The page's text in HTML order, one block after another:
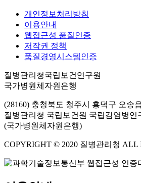
개인정보처리방침
이용안내
웹접근성 품질인증
저작권 정책
품질경영시스템인증
질병관리청국립보건연구원
국가병원체자원은행
(28160) 충청북도 청주시 흥덕구 오송
질병관리청 국립보건원 국립감염병연
(국가병원체자원은행)
COPYRIGHT © 2020 질병관리청 ALL